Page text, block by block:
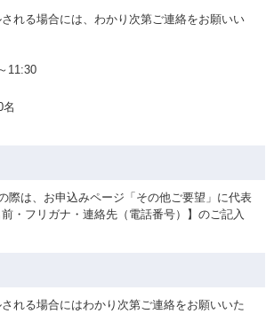
される場合には、わかり次第ご連絡をお願いい
11:30
名
際は、お申込みページ「その他ご要望」に代表
・フリガナ・連絡先（電話番号）】のご記入
れる場合にはわかり次第ご連絡をお願いいた